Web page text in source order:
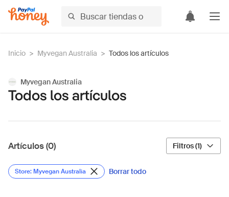
Inicio > Myvegan Australia > Todos los artículos
Myvegan Australia
Todos los artículos
Artículos (0) Filtros (1)
Store: Myvegan Australia Borrar todo